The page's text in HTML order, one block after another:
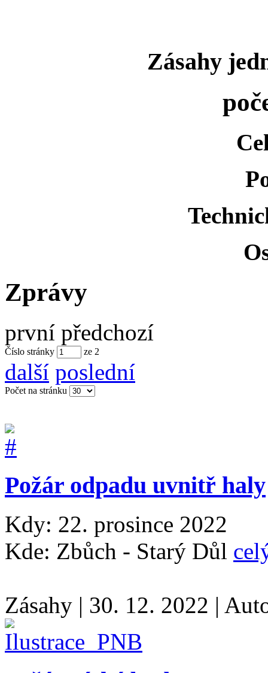
Zásahy
Zprávy
první předchozí
Číslo stránky ze 2
další poslední
Počet na stránku
Požár odpadu uvnitř haly
Kdy: 22. prosince 2022
Kde: Zbůch - Starý Důl
Zásahy | 30. 12. 2022 |